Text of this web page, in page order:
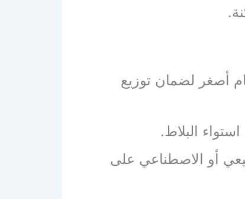
أصغر لضمان توزيع
البلاط.
أو الاصطناعي على